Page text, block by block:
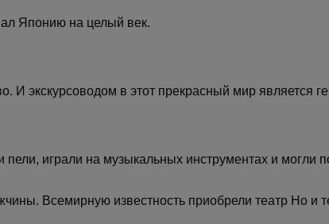
Японию на целый век.
И экскурсоводом в этот прекрасный мир является
играли на музыкальных инструментах и могли
Всемирную известность приобрели театр Но и